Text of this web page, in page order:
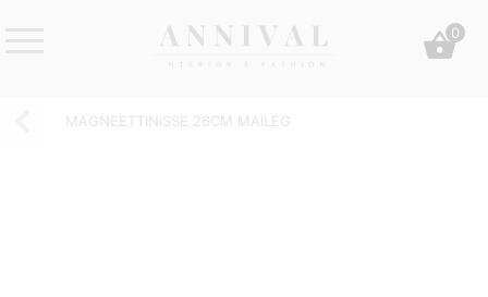
&
0
MAGNEETTINISSE 26CM MAILEG